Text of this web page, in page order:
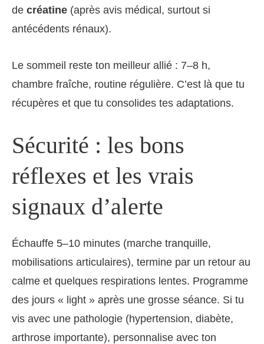
de créatine (après avis médical, surtout si
antécédents rénaux).
Le sommeil reste ton meilleur allié : 7–8 h,
chambre fraîche, routine régulière. C’est là que tu
récupères et que tu consolides tes adaptations.
Sécurité : les bons
réflexes et les vrais
signaux d’alerte
Échauffe 5–10 minutes (marche tranquille,
mobilisations articulaires), termine par un retour au
calme et quelques respirations lentes. Programme
des jours « light » après une grosse séance. Si tu
vis avec une pathologie (hypertension, diabète,
arthrose importante), personnalise avec ton